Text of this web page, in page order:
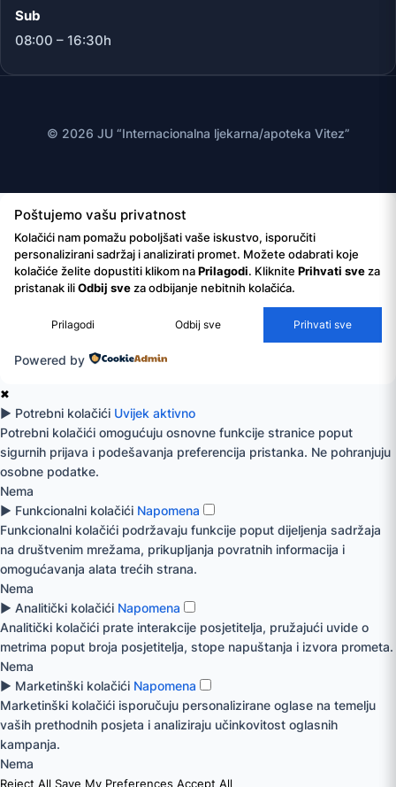
Sub
08:00 – 16:30h
© 2026 JU “Internacionalna ljekarna/apoteka Vitez”
Poštujemo vašu privatnost
Kolačići nam pomažu poboljšati vaše iskustvo, isporučiti
personalizirani sadržaj i analizirati promet. Možete odabrati koje
kolačiće želite dopustiti klikom naPrilagodi. Kliknite Prihvati sveza
pristanak iliOdbij sveza odbijanje nebitnih kolačića.
Prilagodi Odbij sve Prihvati sve
Powered by
✖
► Potrebni kolačići Uvijek aktivno
Potrebni kolačići omogućuju osnovne funkcije stranice poput
sigurnih prijava i podešavanja preferencija pristanka. Ne pohranjuju
osobne podatke.
Nema
► Funkcionalni kolačići Napomena
Funkcionalni kolačići podržavaju funkcije poput dijeljenja sadržaja
na društvenim mrežama, prikupljanja povratnih informacija i
omogućavanja alata trećih strana.
Nema
► Analitički kolačići Napomena
Analitički kolačići prate interakcije posjetitelja, pružajući uvide o
metrima poput broja posjetitelja, stope napuštanja i izvora prometa.
Nema
► Marketinški kolačići Napomena
Marketinški kolačići isporučuju personalizirane oglase na temelju
vaših prethodnih posjeta i analiziraju učinkovitost oglasnih
kampanja.
Nema
Reject All Save My Preferences Accept All